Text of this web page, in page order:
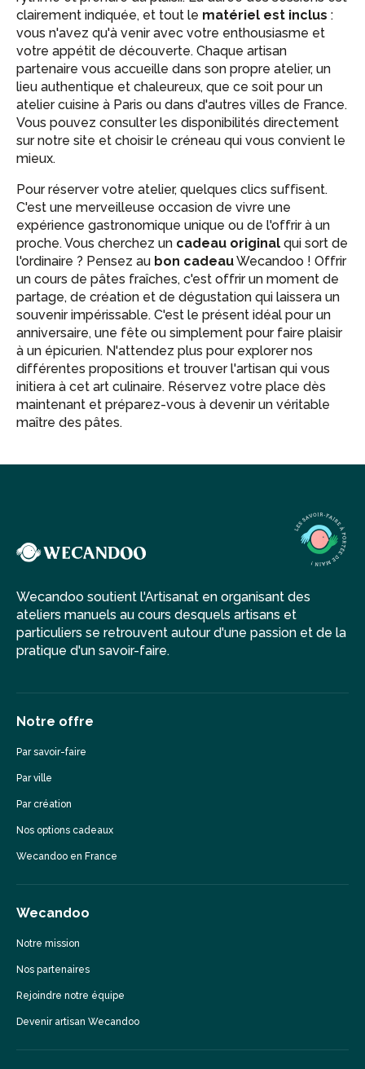
clairement indiquée, et tout le matériel est inclus :
vous n'avez qu'à venir avec votre enthousiasme et
votre appétit de découverte. Chaque artisan
partenaire vous accueille dans son propre atelier, un
lieu authentique et chaleureux, que ce soit pour un
atelier cuisine à Paris ou dans d'autres villes de France.
Vous pouvez consulter les disponibilités directement
sur notre site et choisir le créneau qui vous convient le
mieux.
Pour réserver votre atelier, quelques clics suffisent.
C'est une merveilleuse occasion de vivre une
expérience gastronomique unique ou de l'offrir à un
proche. Vous cherchez un cadeau original qui sort de
l'ordinaire ? Pensez au bon cadeauWecandoo ! Offrir
un cours de pâtes fraîches, c'est offrir un moment de
partage, de création et de dégustation qui laissera un
souvenir impérissable. C'est le présent idéal pour un
anniversaire, une fête ou simplement pour faire plaisir
à un épicurien. N'attendez plus pour explorer nos
différentes propositions et trouver l'artisan qui vous
initiera à cet art culinaire. Réservez votre place dès
maintenant et préparez-vous à devenir un véritable
maître des pâtes.
Wecandoo soutient l'Artisanat en organisant des
ateliers manuels au cours desquels artisans et
particuliers se retrouvent autour d'une passion et de la
pratique d'un savoir-faire.
Notre offre
Par savoir-faire
Par ville
Par création
Nos options cadeaux
Wecandoo en France
Wecandoo
Notre mission
Nos partenaires
Rejoindre notre équipe
Devenir artisan Wecandoo